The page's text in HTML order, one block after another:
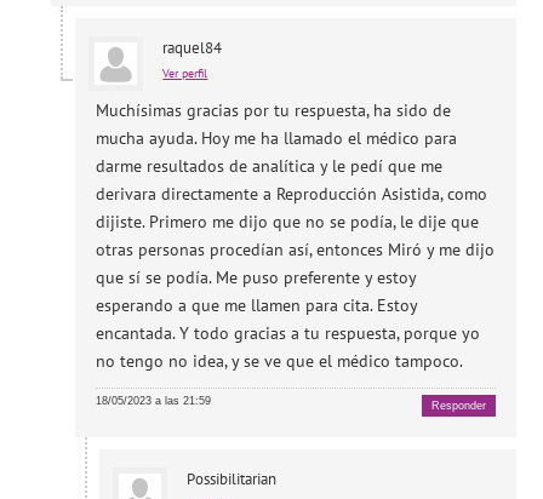
raquel84
Ver perfil
Muchísimas gracias por tu respuesta, ha sido de
mucha ayuda. Hoy me ha llamado el médico para
darme resultados de analítica y le pedí que me
derivara directamente a Reproducción Asistida, como
dijiste. Primero me dijo que no se podía, le dije que
otras personas procedían así, entonces Miró y me dijo
que sí se podía. Me puso preferente y estoy
esperando a que me llamen para cita. Estoy
encantada. Y todo gracias a tu respuesta, porque yo
no tengo no idea, y se ve que el médico tampoco.
18/05/2023 a las 21:59 Responder
Possibilitarian